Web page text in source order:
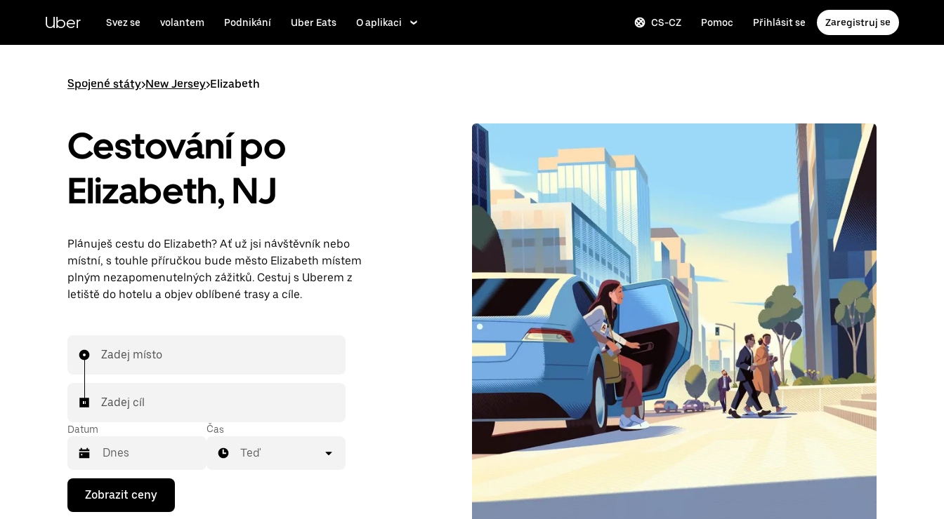
obsah
Uber Svez se volantem Podnikání Uber Eats O aplikaci CS-CZ Pomoc Přihlásit se Zaregistruj se
Spojené státy>New Jersey>Elizabeth
Cestování po
Elizabeth, NJ
Plánuješ cestu do Elizabeth? Ať už jsi návštěvník nebo
místní, s touhle příručkou bude město Elizabeth místem
plným nezapomenutelných zážitků. Cestuj s Uberem z
letiště do hotelu a objev oblíbené trasy a cíle.
Zadej místo
Zadej cíl
Datum
Stisknutím
klávesy
se
Čas
Teď
Zobrazit ceny